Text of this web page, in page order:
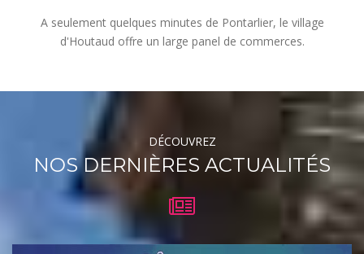
A seulement quelques minutes de Pontarlier, le village
d'Houtaud offre un large panel de commerces.
DÉCOUVREZ
NOS DERNIÈRES ACTUALITÉS